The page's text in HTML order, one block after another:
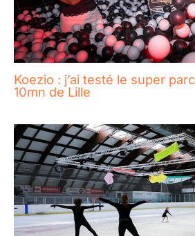
Koezio : j’ai testé le super
10mn de Lille